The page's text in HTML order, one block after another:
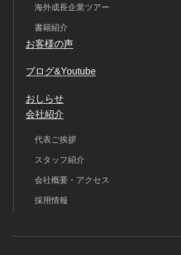
海外成長企業ツアー
書籍紹介
お客様の声
ブログ&Youtube
おしらせ
会社紹介
代表ご挨拶
スタッフ紹介
会社概要・アクセス
採用情報